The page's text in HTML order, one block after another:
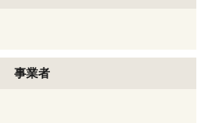
事業者